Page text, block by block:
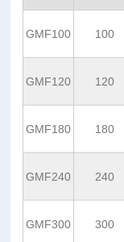
GMF100 100
GMF120 120
GMF180 180
GMF240 240
GMF300 300